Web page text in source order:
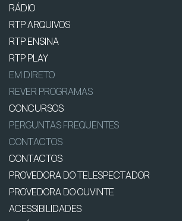
RÁDIO
RTP ARQUIVOS
RTP ENSINA
RTP PLAY
EM DIRETO
REVER PROGRAMAS
CONCURSOS
PERGUNTAS FREQUENTES
CONTACTOS
CONTACTOS
PROVEDORA DO TELESPECTADOR
PROVEDORA DO OUVINTE
ACESSIBILIDADES